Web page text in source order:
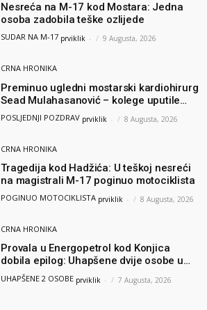
Nesreća na M-17 kod Mostara: Jedna
osoba zadobila teške ozlijede
SUDAR NA M-17 prviklik - 9 Augusta, 2026
CRNA HRONIKA
Preminuo ugledni mostarski kardiohirurg
Sead Mulahasanović – kolege uputile
emotivnu oproštajnu poruku
POSLJEDNJI POZDRAV prviklik - 8 Augusta, 2026
CRNA HRONIKA
Tragedija kod Hadžića: U teškoj nesreći
na magistrali M-17 poginuo motociklista
POGINUO MOTOCIKLISTA prviklik - 8 Augusta, 2026
CRNA HRONIKA
Provala u Energopetrol kod Konjica
dobila epilog: Uhapšene dvije osobe u
Čapljini i Jablanici
UHAPŠENE 2 OSOBE prviklik - 7 Augusta, 2026